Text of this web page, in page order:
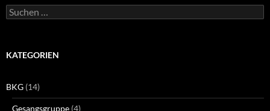
Suchen
nach:
KATEGORIEN
BKG (14)
Gesangsgruppe (4)